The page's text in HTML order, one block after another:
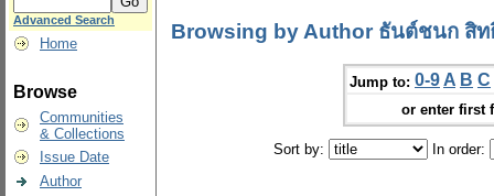
Advanced Search
Home
Browse
Communities
& Collections
Issue Date
Author
Browsing by Author ธันต์ชนก สิ
Jump to: 0-9 A B C
or enter first
Sort by: In order: